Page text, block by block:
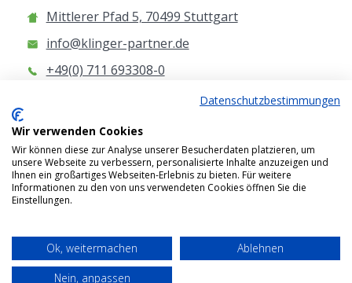
Mittlerer Pfad 5, 70499 Stuttgart
info@klinger-partner.de
+49(0) 711 693308-0
Anfahrt
Bauwesen und Umwelttechnik GmbH
Impressum
Datenschutzerklärung
Datenschutzbestimmungen
Wir verwenden Cookies
Wir können diese zur Analyse unserer Besucherdaten platzieren, um
unsere Webseite zu verbessern, personalisierte Inhalte anzuzeigen und
Ihnen ein großartiges Webseiten-Erlebnis zu bieten. Für weitere
Informationen zu den von uns verwendeten Cookies öffnen Sie die
Einstellungen.
Ok, weitermachen
Ablehnen
Nein, anpassen